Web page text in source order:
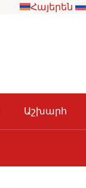
Հայերեն
Աշխարհ